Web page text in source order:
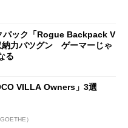
パック「Rogue Backpack V
納力バツグン ゲーマーじゃ
る
VILLA Owners」3選
）